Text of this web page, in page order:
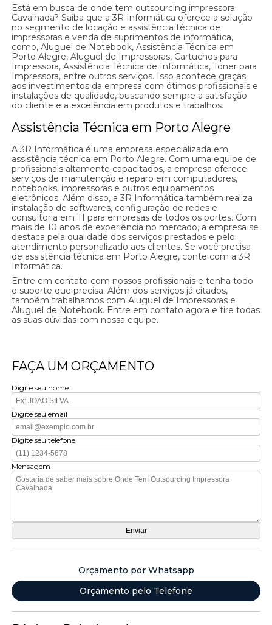
Está em busca de onde tem outsourcing impressora
Cavalhada? Saiba que a 3R Informática oferece a solução
no segmento de locação e assistência técnica de
impressoras e venda de suprimentos de informática,
como, Aluguel de Notebook, Assistência Técnica em
Porto Alegre, Aluguel de Impressoras, Cartuchos para
Impressora, Assistência Técnica de Informática, Toner para
Impressora, entre outros serviços. Isso acontece graças
aos investimentos da empresa com ótimos profissionais e
instalações de qualidade, buscando sempre a satisfação
do cliente e a excelência em produtos e trabalhos.
Assistência Técnica em Porto Alegre
A 3R Informática é uma empresa especializada em
assistência técnica em Porto Alegre. Com uma equipe de
profissionais altamente capacitados, a empresa oferece
serviços de manutenção e reparo em computadores,
notebooks, impressoras e outros equipamentos
eletrônicos. Além disso, a 3R Informática também realiza
instalação de softwares, configuração de redes e
consultoria em TI para empresas de todos os portes. Com
mais de 10 anos de experiência no mercado, a empresa se
destaca pela qualidade dos serviços prestados e pelo
atendimento personalizado aos clientes. Se você precisa
de assistência técnica em Porto Alegre, conte com a 3R
Informática.
Entre em contato com nossos profissionais e tenha todo
o suporte que precisa. Além dos serviços já citados,
também trabalhamos com Aluguel de Impressoras e
Aluguel de Notebook. Entre em contato agora e tire todas
as suas dúvidas com nossa equipe.
FAÇA UM ORÇAMENTO
Digite seu nome
Digite seu email
Digite seu telefone
Mensagem
Orçamento por Whatsapp
Orçamento pelo Telefone